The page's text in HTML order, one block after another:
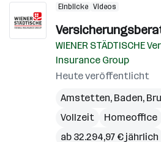
Einblicke Videos
WIENER STÄDTISCHE
Insurance Group
Heute veröffentlicht
Amstetten, Baden,
Vollzeit
Homeoffice
ab 32.294,97 € jährlich